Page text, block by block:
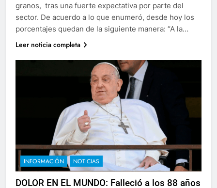
granos, tras una fuerte expectativa por parte del
sector. De acuerdo a lo que enumeró, desde hoy los
porcentajes quedan de la siguiente manera: “A la…
Leer noticia completa
INFORMACIÓN NOTICIAS
DOLOR EN EL MUNDO: Falleció a los 88 años